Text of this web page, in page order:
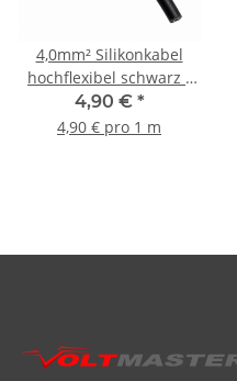
4,0mm² Silikonkabel
hochflexibel schwarz -
1m
4,90 € *
4,90 € pro 1 m